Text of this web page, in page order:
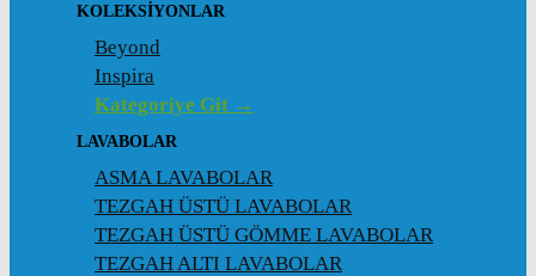
KOLEKSİYONLAR
Beyond
Inspira
Kategoriye Git →
LAVABOLAR
ASMA LAVABOLAR
TEZGAH ÜSTÜ LAVABOLAR
TEZGAH ÜSTÜ GÖMME LAVABOLAR
TEZGAH ALTI LAVABOLAR